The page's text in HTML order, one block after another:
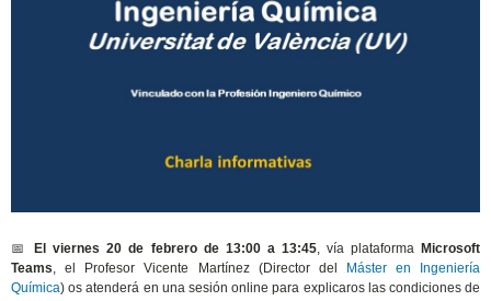
📅 El viernes 20 de febrero de 13:00 a 13:45, vía plataforma Microsoft
Teams, el Profesor Vicente Martínez (Director del
Máster en Ingeniería
Química) os atenderá en una sesión online para explicaros las condiciones de